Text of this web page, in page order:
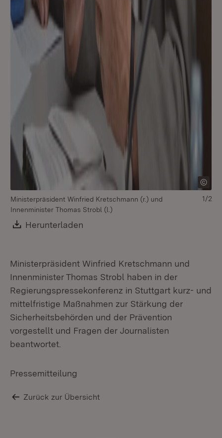
Ministerpräsident Winfried Kretschmann (r.) und
Innenminister Thomas Strobl (l.)
Download:
Herunterladen
1/2
Ministerpräsident Winfried Kretschmann und
Innenminister Thomas Strobl haben in der
Regierungspressekonferenz in Stuttgart kurz- und
mittelfristige Maßnahmen zur Stärkung der
Sicherheitsbehörden und der Prävention
vorgestellt und Fragen der Journalisten
beantwortet.
Pressemitteilung
Zurück zur Übersicht